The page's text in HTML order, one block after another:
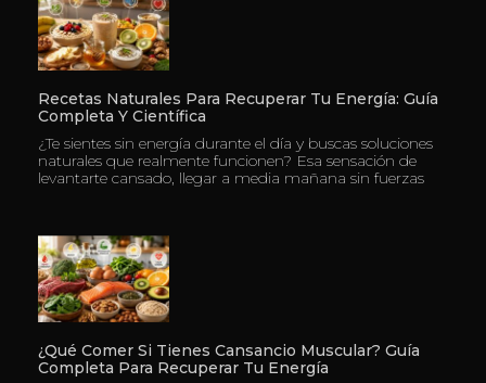
Recetas Naturales Para Recuperar Tu Energía: Guía
Completa Y Científica
¿Te sientes sin energía durante el día y buscas soluciones
naturales que realmente funcionen? Esa sensación de
levantarte cansado, llegar a media mañana sin fuerzas
¿Qué Comer Si Tienes Cansancio Muscular? Guía
Completa Para Recuperar Tu Energía